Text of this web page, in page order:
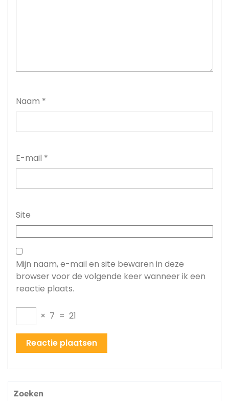
Naam *
E-mail *
Site
Mijn naam, e-mail en site bewaren in deze
browser voor de volgende keer wanneer ik een
reactie plaats.
× 7 = 21
Zoeken